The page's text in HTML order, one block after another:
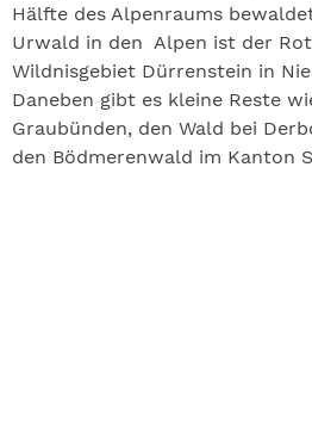
Hälfte des Alpenraums
Urwald in den Alpen ist der
Wildnisgebiet Dürrenstein in
Daneben gibt es kleine Reste
Graubünden, den Wald bei
den Bödmerenwald im Kanton